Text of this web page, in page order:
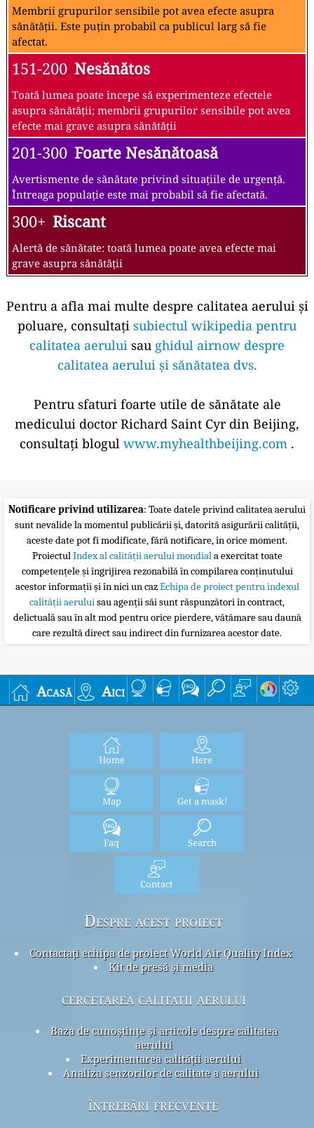
Membrii grupurilor sensibile pot avea efecte asupra
sănătății. Este puțin probabil ca publicul larg să fie
afectat.
151-200 Nesănătos
Toată lumea poate începe să experimenteze efectele
asupra sănătății; membrii grupurilor sensibile pot avea
efecte mai grave asupra sănătății
201-300 Foarte Nesănătoasă
Avertismente de sănătate privind situațiile de urgență.
Întreaga populație este mai probabil să fie afectată.
300+ Riscant
Alertă de sănătate: toată lumea poate avea efecte mai
grave asupra sănătății
Pentru a afla mai multe despre calitatea aerului și
poluare, consultați subiectul wikipedia pentru
calitatea aerului sau ghidul airnow despre
calitatea aerului și sănătatea dvs.
Pentru sfaturi foarte utile de sănătate ale
medicului doctor Richard Saint Cyr din Beijing,
consultați blogul www.myhealthbeijing.com .
Notificare privind utilizarea: Toate datele privind calitatea aerului
sunt nevalide la momentul publicării și, datorită asigurării calității,
aceste date pot fi modificate, fără notificare, în orice moment.
ProiectulIndex al calității aerului mondiala exercitat toate
competențele și îngrijirea rezonabilă în compilarea conținutului
acestor informații și în nici un cazEchipa de proiect pentru indexul
calității aeruluisau agenții săi sunt răspunzători în contract,
delictuală sau în alt mod pentru orice pierdere, vătămare sau daună
care rezultă direct sau indirect din furnizarea acestor date.
Acasă Aici
Home Here
Map Get a mask!
Faq Search
Contact
Despre acest proiect
Contactați echipa de proiect World Air Quality Index
Kit de presă și media
cercetarea calitatii aerului
Baza de cunoștințe și articole despre calitatea
aerului
Experimentarea calității aerului
Analiza senzorilor de calitate a aerului
întrebări frecvente